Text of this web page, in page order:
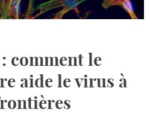
comment le
aide le virus à